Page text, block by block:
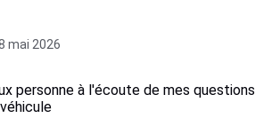
mai 2026
personne à l'écoute de mes questions